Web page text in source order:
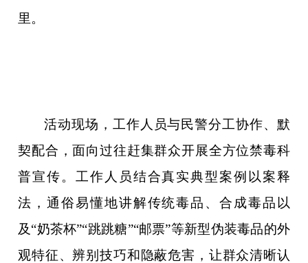
里。
活动现场，工作人员与民警分工协作、默
契配合，面向过往赶集群众开展全方位禁毒科
普宣传。工作人员结合真实典型案例以案释
法，通俗易懂地讲解传统毒品、合成毒品以
及“奶茶杯”“跳跳糖”“邮票”等新型伪装毒品的外
观特征、辨别技巧和隐蔽危害，让群众清晰认